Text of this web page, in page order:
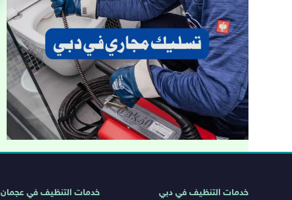
روابط
خدمات التنظيف في دبي خدمات التنظيف في عجمان